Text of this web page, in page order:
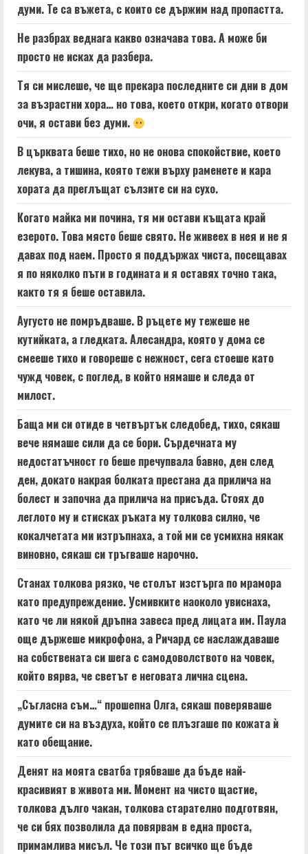
думи. Те са въжета, с които се държим над пропастта.
Не разбрах веднага какво означава това. А може би
просто не исках да разбера.
Тя си мислеше, че ще прекара последните си дни в дом
за възрастни хора… но това, което откри, когато отвори
очи, я остави без думи.
В църквата беше тихо, но не онова спокойствие, което
лекува, а тишина, която тежи върху раменете и кара
хората да преглъщат сълзите си на сухо.
Когато майка ми почина, тя ми остави къщата край
езерото. Това място беше свято. Не живеех в нея и не я
давах под наем. Просто я поддържах чиста, посещавах
я по няколко пъти в годината и я оставях точно така,
както тя я беше оставила.
Аугусто не помръдваше. В ръцете му тежеше не
кутийката, а гледката. Алесандра, която у дома се
смееше тихо и говореше с нежност, сега стоеше като
чужд човек, с поглед, в който нямаше и следа от
милост.
Баща ми си отиде в четвъртък следобед, тихо, сякаш
вече нямаше сили да се бори. Сърдечната му
недостатъчност го беше пречупвала бавно, ден след
ден, докато накрая болката престана да прилича на
болест и започна да прилича на присъда. Стоях до
леглото му и стисках ръката му толкова силно, че
кокалчетата ми изтръпнаха, а той ми се усмихна някак
виновно, сякаш си тръгваше нарочно.
Станах толкова рязко, че столът изстърга по мрамора
като предупреждение. Усмивките наоколо увиснаха,
като че ли някой дръпна завеса пред лицата им. Паула
още държеше микрофона, а Ричард се наслаждаваше
на собствената си шега с самодоволството на човек,
който вярва, че светът е неговата лична сцена.
„Съгласна съм…“ прошепна Олга, сякаш поверяваше
думите си на въздуха, който се плъзгаше по кожата ѝ
като обещание.
Денят на моята сватба трябваше да бъде най-
красивият в живота ми. Момент на чисто щастие,
толкова дълго чакан, толкова старателно подготвян,
че си бях позволила да повярвам в една проста,
примамлива мисъл. Че този път всичко ще бъде